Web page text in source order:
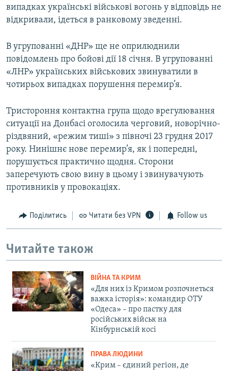
випадках українські військові вогонь у відповідь не
відкривали, ідеться в ранковому зведенні.
В угрупованні «ДНР» ще не оприлюднили
повідомлень про бойові дії 18 січня. В угрупованні
«ЛНР» українських військових звинуватили в
чотирьох випадках порушення перемир’я.
Тристороння контактна група щодо врегулювання
ситуації на Донбасі оголосила черговий, новорічно-
різдвяний, «режим тиші» з півночі 23 грудня 2017
року. Нинішнє нове перемир’я, як і попередні,
порушується практично щодня. Сторони
заперечують свою вину в цьому і звинувачують
противників у провокаціях.
Поділитись Читати без VPN Follow us
Читайте також
ВІЙНА ТА КРИМ
«Для них із Кримом розпочнеться
важка історія»: командир ОТУ
«Одеса» – про пастку для
російських військ на
Кінбурнській косі
ПРАВА ЛЮДИНИ
«Крим – єдиний регіон, де